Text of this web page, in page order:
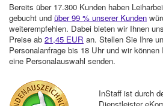
Bereits über 17.300 Kunden haben
gebucht und über 99 % unserer Kunden
weiterempfehlen. Dabei bieten wir Ihnen
Preise ab 21,45 EUR an. Stellen Sie Ihre
Personalanfrage bis 18 Uhr und wir
eine Personalauswahl senden.
InStaff ist durch